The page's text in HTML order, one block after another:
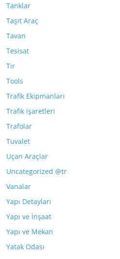
Tanklar
Taşıt Araç
Tavan
Tesisat
Tır
Tools
Trafik Ekipmanları
Trafik işaretleri
Trafolar
Tuvalet
Uçan Araçlar
Uncategorized @tr
Vanalar
Yapı Detayları
Yapı ve İnşaat
Yapı ve Mekan
Yatak Odası